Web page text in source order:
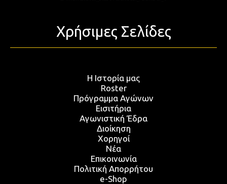
Χρήσιμες Σελίδες
Η Ιστορία μας
Roster
Πρόγραμμα Αγώνων
Εισιτήρια
Αγωνιστική Έδρα
Διοίκηση
Χορηγοί
Νέα
Επικοινωνία
Πολιτική Απορρήτου
e-Shop